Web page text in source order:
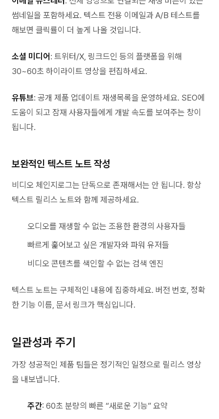
썸네일을 포함하세요. 텍스트 전용 이메일과 A/B 테스트를
해보면 클릭률이 더 높게 나올 것입니다.
소셜 미디어 : 트위터/X, 링크드인 등의 플랫폼을 위해
30~60초 하이라이트 영상을 편집하세요.
유튜브: 공개 제품 업데이트 재생목록을 운영하세요. SEO에
도움이 되고 잠재 사용자들에게 개발 속도를 보여주는 창이
됩니다.
보완적인 텍스트 노트 작성
비디오 체인지로그는 단독으로 존재해서는 안 됩니다. 항상
텍스트 릴리스 노트와 함께 제공하세요.
오디오를 재생할 수 없는 조용한 환경의 사용자들
빠르게 훑어보고 싶은 개발자와 파워 유저들
비디오 콘텐츠를 색인할 수 없는 검색 엔진
텍스트 노트는 구체적인 내용에 집중하세요. 버전 번호, 정확
한 기능 이름, 문서 링크가 핵심입니다.
일관성과 주기
가장 성공적인 제품 팀들은 정기적인 일정으로 릴리스 영상
을 내보냅니다.
주간: 60초 분량의 빠른 “새로운 기능” 요약